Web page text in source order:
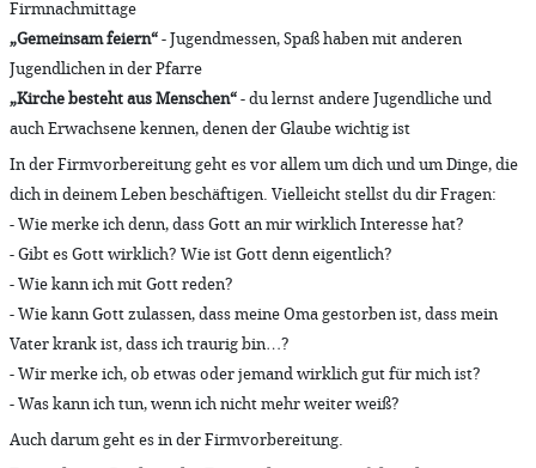
Firmnachmittage
„Gemeinsam feiern“ - Jugendmessen, Spaß haben mit anderen
Jugendlichen in der Pfarre
„Kirche besteht aus Menschen“ - du lernst andere Jugendliche und
auch Erwachsene kennen, denen der Glaube wichtig ist
In der Firmvorbereitung geht es vor allem um dich und um Dinge, die
dich in deinem Leben beschäftigen. Vielleicht stellst du dir Fragen:
- Wie merke ich denn, dass Gott an mir wirklich Interesse hat?
- Gibt es Gott wirklich? Wie ist Gott denn eigentlich?
- Wie kann ich mit Gott reden?
- Wie kann Gott zulassen, dass meine Oma gestorben ist, dass mein
Vater krank ist, dass ich traurig bin…?
- Wir merke ich, ob etwas oder jemand wirklich gut für mich ist?
- Was kann ich tun, wenn ich nicht mehr weiter weiß?
Auch darum geht es in der Firmvorbereitung.